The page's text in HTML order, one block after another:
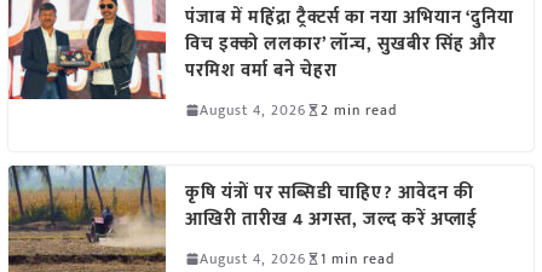
पंजाब में महिंद्रा ट्रैक्टर्स का नया अभियान ‘दुनिया
विच इक्को ललकार’ लॉन्च, सुखबीर सिंह और
परमिश वर्मा बने चेहरा
August 4, 2026 2 min read
कृषि यंत्रों पर सब्सिडी चाहिए? आवेदन की
आखिरी तारीख 4 अगस्त, जल्द करें अप्लाई
August 4, 2026 1 min read